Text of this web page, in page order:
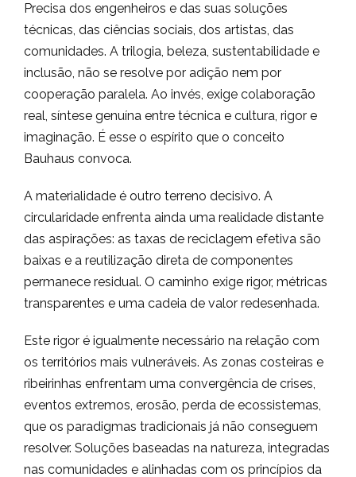
Precisa dos engenheiros e das suas soluções
técnicas, das ciências sociais, dos artistas, das
comunidades. A trilogia, beleza, sustentabilidade e
inclusão, não se resolve por adição nem por
cooperação paralela. Ao invés, exige colaboração
real, síntese genuína entre técnica e cultura, rigor e
imaginação. É esse o espírito que o conceito
Bauhaus convoca.
A materialidade é outro terreno decisivo. A
circularidade enfrenta ainda uma realidade distante
das aspirações: as taxas de reciclagem efetiva são
baixas e a reutilização direta de componentes
permanece residual. O caminho exige rigor, métricas
transparentes e uma cadeia de valor redesenhada.
Este rigor é igualmente necessário na relação com
os territórios mais vulneráveis. As zonas costeiras e
ribeirinhas enfrentam uma convergência de crises,
eventos extremos, erosão, perda de ecossistemas,
que os paradigmas tradicionais já não conseguem
resolver. Soluções baseadas na natureza, integradas
nas comunidades e alinhadas com os princípios da